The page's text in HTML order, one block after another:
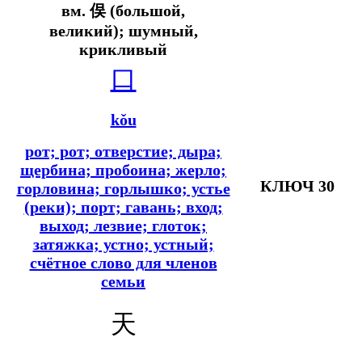
вм. 俣 (большой,
великий); шумный,
крикливый
口
kǒu
рот; рот; отверстие; дыра;
щербина; пробоина; жерло;
горловина; горлышко; устье
(реки); порт; гавань; вход;
выход; лезвие; глоток;
затяжка; устно; устный;
счётное слово для членов
семьи
КЛЮЧ 30
天